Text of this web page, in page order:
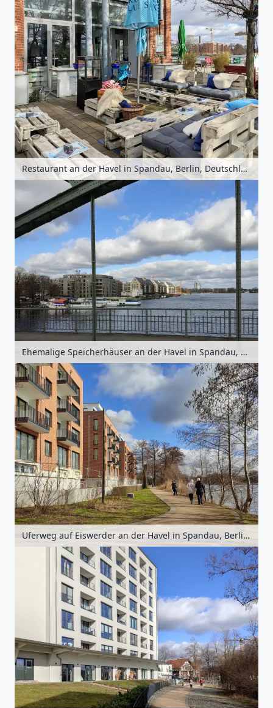
Restaurant an der Havel in Spandau, Berlin, Deutschland
Ehemalige Speicherhäuser an der Havel in Spandau, Berlin, Deutschland
Uferweg auf Eiswerder an der Havel in Spandau, Berlin, Deutschland